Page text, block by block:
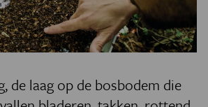
AGENDA
de laag op de bosbodem die